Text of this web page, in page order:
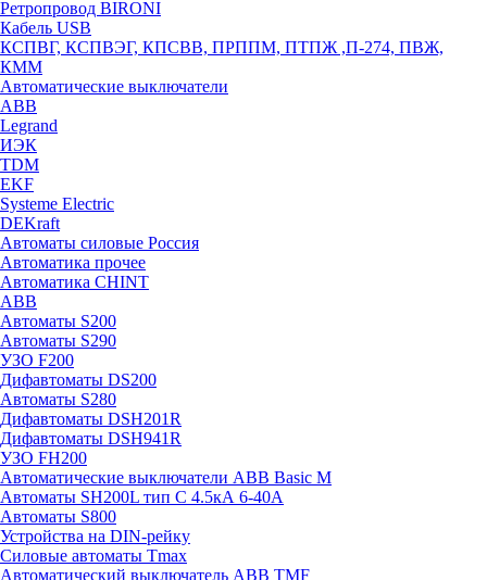
Ретропровод BIRONI
Кабель USB
КСПВГ, КСПВЭГ, КПСВВ, ПРППМ, ПТПЖ ,П-274, ПВЖ,
КММ
Автоматические выключатели
ABB
Legrand
ИЭК
TDM
EKF
Systeme Electric
DEKraft
Автоматы силовые Россия
Автоматика прочее
Автоматика CHINT
ABB
Автоматы S200
Автоматы S290
УЗО F200
Дифавтоматы DS200
Автоматы S280
Дифавтоматы DSH201R
Дифавтоматы DSH941R
УЗО FH200
Автоматические выключатели ABB Basic M
Автоматы SH200L тип С 4.5кА 6-40А
Автоматы S800
Устройства на DIN-рейку
Силовые автоматы Tmax
Автоматический выключатель ABB TMF